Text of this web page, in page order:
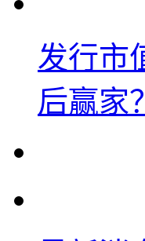
发行市
后赢家？